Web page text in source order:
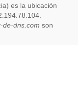
Do you
own this
OK
es la ubicación
de-dns.com son